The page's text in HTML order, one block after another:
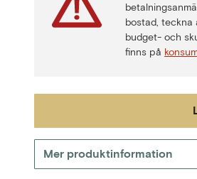
bostad, teckna
budget- och
finns på
Mer produktinformation